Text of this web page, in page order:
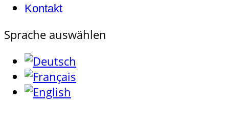
Kontakt
Sprache auswählen